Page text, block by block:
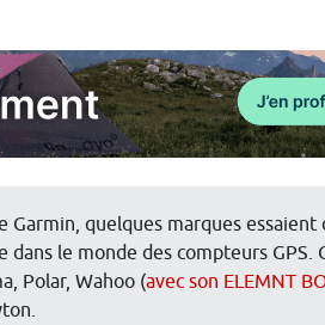
Garmin, quelques marques essaient
dans le monde des compteurs GPS.
Polar, Wahoo (avec son ELEMNT